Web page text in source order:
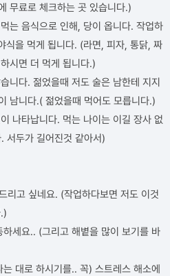
무료로 체크하는 곳 있습니다.)
는 음식으로 인해, 당이 옵니다. 작업하
식을 먹게 됩니다. (라면, 피자, 통닭, 짜
시면 더 먹게 됩니다.)
니다. 젊었을때 저도 술은 남한테 지지
남니다.( 젊었을때 먹어도 모릅니다.)
나타납니다. 먹는 나이는 이길 장사 없
서두가 길어진것 같아서)
리고 싶네요. (작업하다보면 저도 이것
세요.. (그리고 해볕을 많이 보기를 바
대로 하시기를.. 꼭) 스트레스 해소에